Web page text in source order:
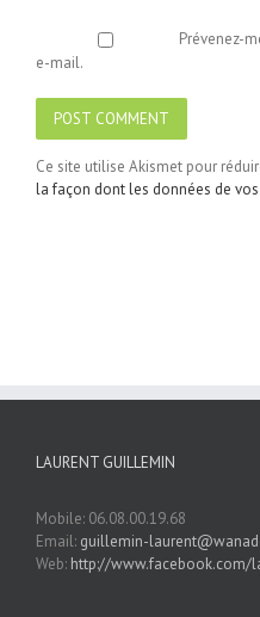
Prévenez-
e-mail.
Ce site utilise Akismet pour
la façon dont les données de
LAURENT GUILLEMIN
Mobile: 06.08.00.19.68
Email: guillemin-
Web: http://www.facebook.com/